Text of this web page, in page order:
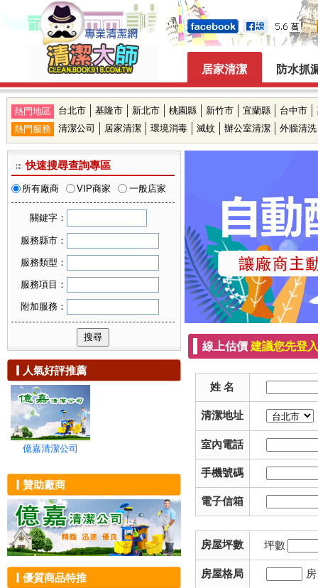
居家清潔 防水抓
熱門地區 台北市 基隆市 新北市 桃園縣 新竹市 宜蘭縣 台中市
熱門服務
清潔公司 居家清潔 環境消毒 滅蚊 辦公室清潔 外牆清洗
快速搜尋查詢專區
所有廠商 VIP商家 一般店家
關鍵字：
服務縣市：
可複選縣市
台北市
新北市
桃園縣
新竹市
新竹縣
苗栗縣
高雄市
宜蘭縣
花蓮縣
台東縣
澎湖縣
金門縣
服務類型：
可複選服務類型
居家清潔
除蟲消毒
社區清潔
清洗通管
清潔器材租賃
服務項目：
可複選服務項目
廚房清潔
浴室清潔
陽台打掃
地毯清洗
屋頂清洗
油漆工程
辦公家具清潔
泳池清洗
辦公室清潔
外牆清洗
附加服務：
可複選附加服務
貨運、回頭車
家電維修
油漆粉刷
廢棄物清運
人氣好評推薦
億嘉清潔公司
贊助廠商
優質商品特推
線上估價 建議您先登
姓 名
清潔地址
室內電話
手機號碼
電子信箱
房屋坪數 坪數
房屋格局